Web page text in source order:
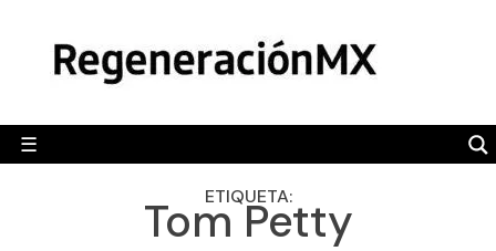
content
☰
POLÍTICA
CAMALEÓN
OPINIÓN
ETIQUETA:
Tom Petty